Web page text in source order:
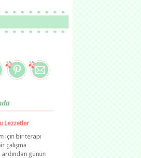
Lezzetler
için bir terapi
çalışma
günün